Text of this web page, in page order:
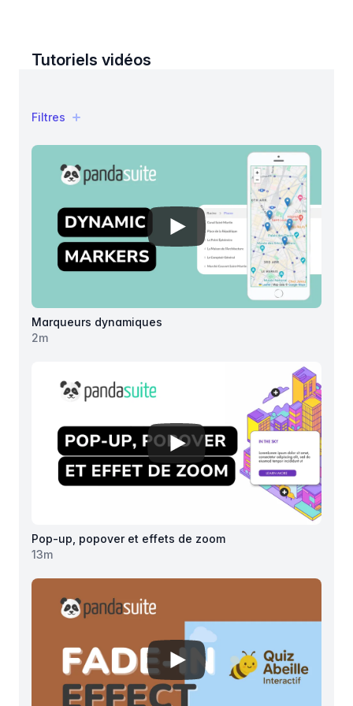
Tutoriels vidéos
Filtres
Filtres
Products
View details forMarqueurs
Marqueurs dynamiques
2m
View details forPop-up,
Pop-up, popover et effets de zoom
13m
View details forCréer un effet